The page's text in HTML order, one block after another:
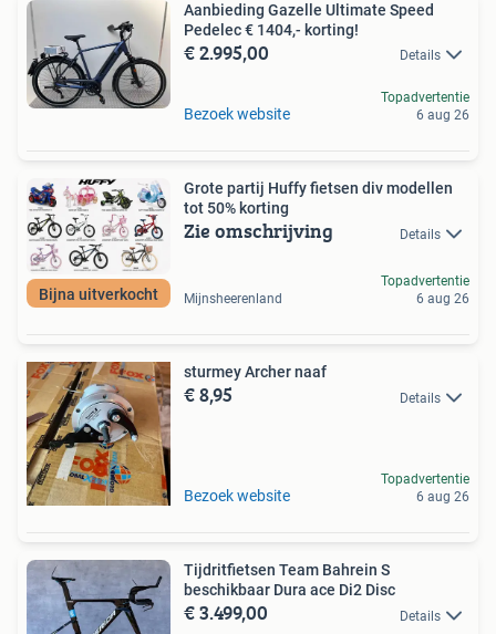
Aanbieding Gazelle Ultimate Speed
Pedelec € 1404,- korting!
€ 2.995,00 Details
Bezoek website
Topadvertentie
6 aug 26
Bijna uitverkocht
Grote partij Huffy fietsen div modellen
tot 50% korting
Zie omschrijving Details
Mijnsheerenland
Topadvertentie
6 aug 26
sturmey Archer naaf
€ 8,95 Details
Bezoek website
Topadvertentie
6 aug 26
Tijdritfietsen Team Bahrein S
beschikbaar Dura ace Di2 Disc
€ 3.499,00 Details